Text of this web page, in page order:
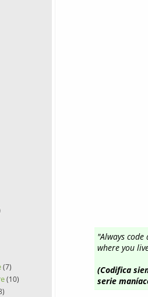
(7)
(10)
"Always
where you
(Codifica
serie